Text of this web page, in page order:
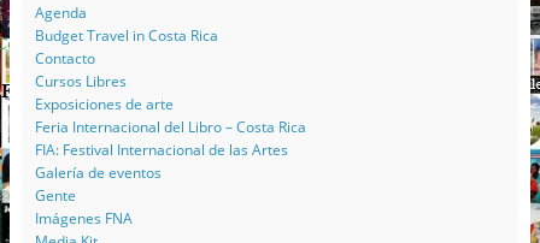
Agenda
Budget Travel in Costa Rica
Contacto
Cursos Libres
Exposiciones de arte
Feria Internacional del Libro – Costa Rica
FIA: Festival Internacional de las Artes
Galería de eventos
Gente
Imágenes FNA